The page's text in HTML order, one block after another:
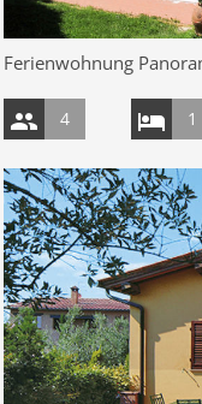
Ferienwohnung
4 1